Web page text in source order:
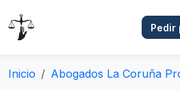
Pedir
Inicio Abogados La Coruña